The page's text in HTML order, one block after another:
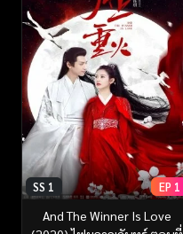
SS 1 EP 1
And The Winner Is Love